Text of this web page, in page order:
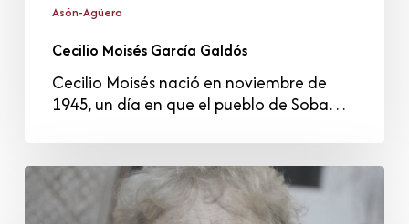
Asón-Agüera
Cecilio Moisés García Galdós
Cecilio Moisés nació en noviembre de
1945, un día en que el pueblo de Soba…
Patricia
Swain